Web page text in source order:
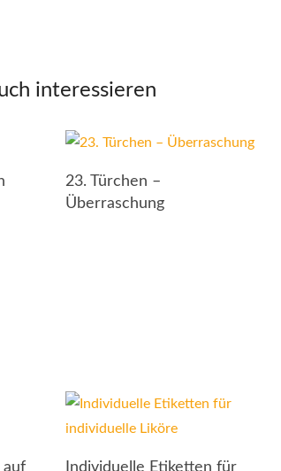
interessieren
23. Türchen –
Überraschung
auf
Individuelle Etiketten für